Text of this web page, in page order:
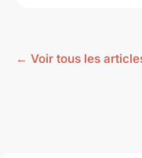
← Voir tous les